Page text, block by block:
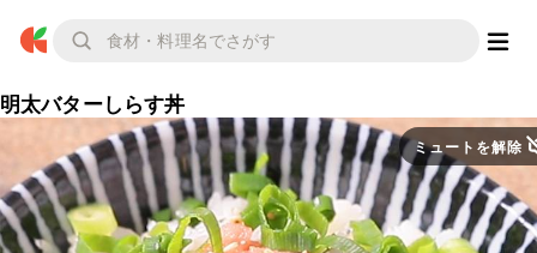
明太バターしらす丼
ミュートを解除